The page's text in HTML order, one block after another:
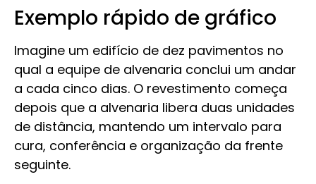
Exemplo rápido de gráfico
Imagine um edifício de dez pavimentos no
qual a equipe de alvenaria conclui um andar
a cada cinco dias. O revestimento começa
depois que a alvenaria libera duas unidades
de distância, mantendo um intervalo para
cura, conferência e organização da frente
seguinte.